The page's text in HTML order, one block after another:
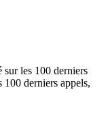
sur les 100 derniers
derniers appels,